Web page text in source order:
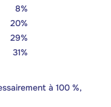
8%
20%
29%
31%
à 100 %,